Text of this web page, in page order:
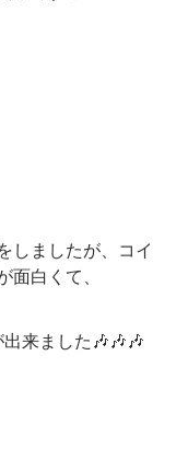
しましたが、コイ
面白くて、
来ました🎶🎶🎶